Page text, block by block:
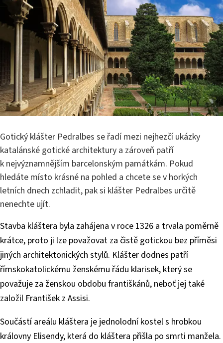
Gotický klášter Pedralbes se řadí mezi nejhezčí ukázky
katalánské gotické architektury a zároveň patří
k nejvýznamnějším barcelonským památkám. Pokud
hledáte místo krásné na pohled a chcete se v horkých
letních dnech zchladit, pak si klášter Pedralbes určitě
nenechte ujít.
Stavba kláštera byla zahájena v roce 1326 a trvala poměrně
krátce, proto ji lze považovat za čistě gotickou bez příměsi
jiných architektonických stylů. Klášter dodnes patří
římskokatolickému ženskému řádu klarisek, který se
považuje za ženskou obdobu františkánů, neboť jej také
založil František z Assisi.
Součástí areálu kláštera je jednolodní kostel s hrobkou
královny Elisendy, která do kláštera přišla po smrti manžela.